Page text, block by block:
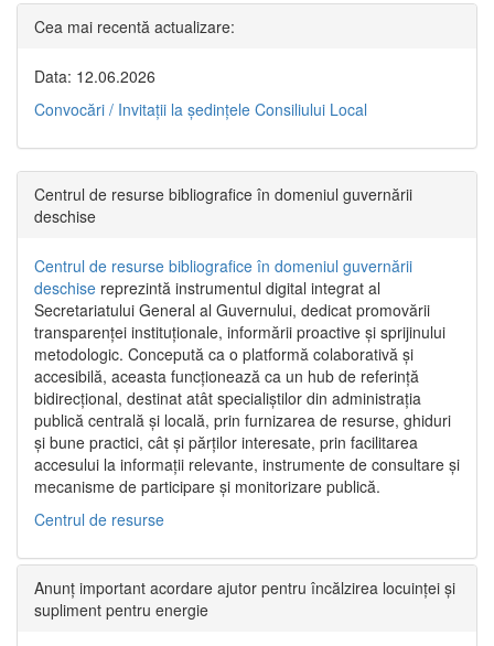
Cea mai recentă actualizare:
Data: 12.06.2026
Convocări / Invitaţii la şedinţele Consiliului Local
Centrul de resurse bibliografice în domeniul guvernării
deschise
Centrul de resurse bibliografice în domeniul guvernării
deschise reprezintă instrumentul digital integrat al
Secretariatului General al Guvernului, dedicat promovării
transparenței instituționale, informării proactive și sprijinului
metodologic. Concepută ca o platformă colaborativă și
accesibilă, aceasta funcționează ca un hub de referință
bidirecțional, destinat atât specialiștilor din administrația
publică centrală și locală, prin furnizarea de resurse, ghiduri
și bune practici, cât și părților interesate, prin facilitarea
accesului la informații relevante, instrumente de consultare și
mecanisme de participare și monitorizare publică.
Centrul de resurse
Anunț important acordare ajutor pentru încălzirea locuinței și
supliment pentru energie